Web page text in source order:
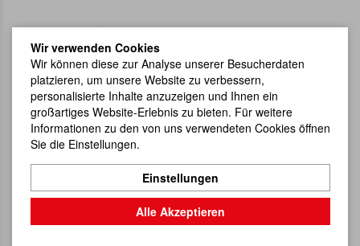
Wir verwenden Cookies
Wir können diese zur Analyse unserer Besucherdaten
platzieren, um unsere Website zu verbessern,
personalisierte Inhalte anzuzeigen und Ihnen ein
großartiges Website-Erlebnis zu bieten. Für weitere
Informationen zu den von uns verwendeten Cookies öffnen
Sie die Einstellungen.
Einstellungen
Alle Akzeptieren